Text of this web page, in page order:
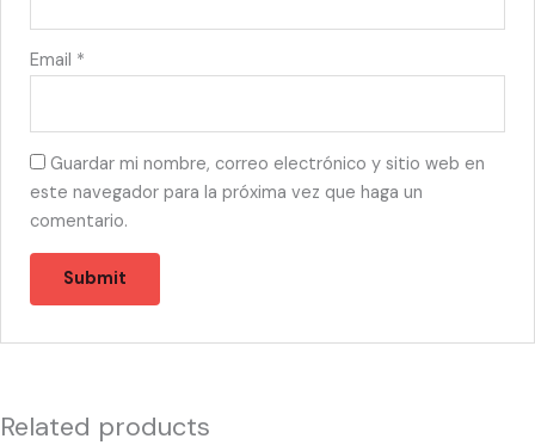
Email *
Guardar mi nombre, correo electrónico y sitio web en
este navegador para la próxima vez que haga un
comentario.
Related products